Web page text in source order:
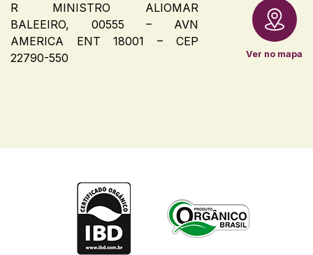
R MINISTRO ALIOMAR
BALEEIRO, 00555 – AVN
AMERICA ENT 18001 – CEP
22790-550
Ver no mapa